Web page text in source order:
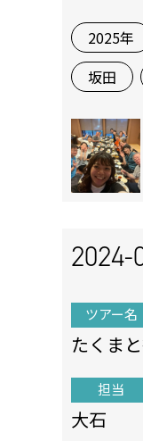
2025年
坂田
2024-
ツアー名
たくま
担当
大石